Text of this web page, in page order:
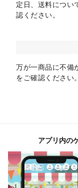
定日、送料につい
認ください。
万が一商品に不備
をご確認ください。
アプリ内の